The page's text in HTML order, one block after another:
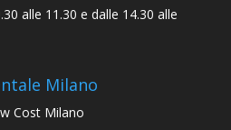
alle 11.30 e dalle 14.30 alle
Milano
Cost Milano